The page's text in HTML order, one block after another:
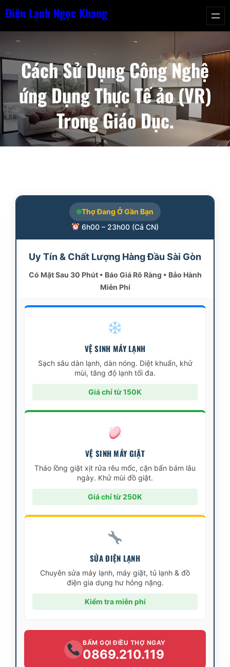
Chuyển
nội
Điện Lạnh Ngọc Khang
Cách Sử Dụng Công Nghệ
ứng Dụng Thực Tế ảo (VR)
Trong Giáo Dục.
Thợ Đang Ở Gần Bạn
6h00 – 23h00 (Cả CN)
Uy Tín & Chất Lượng Hàng Đầu Sài Gòn
Có Mặt Sau 30 Phút • Báo Giá Rõ Ràng • Bảo Hành
Miễn Phí
VỆ SINH MÁY LẠNH
Sạch sâu dàn lạnh, dàn nóng. Diệt khuẩn, khử
mùi, tăng độ lạnh tối đa.
Giá chỉ từ 150K
VỆ SINH MÁY GIẶT
Tháo lồng giặt xịt rửa rêu mốc, cặn bẩn bám lâu
ngày. Khử mùi đồ giặt.
Giá chỉ từ 250K
SỬA ĐIỆN LẠNH
Chuyên sửa máy lạnh, máy giặt, tủ lạnh & đồ
điện gia dụng hư hỏng nặng.
Kiểm tra miễn phí
BẤM GỌI ĐIỀU THỢ NGAY
0869.210.119